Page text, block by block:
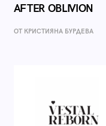
AFTER OBLIVION
ОТ КРИСТИЯНА БУРДЕВА